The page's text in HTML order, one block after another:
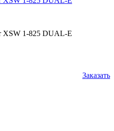
XSW 1-825 DUAL-E
Заказать